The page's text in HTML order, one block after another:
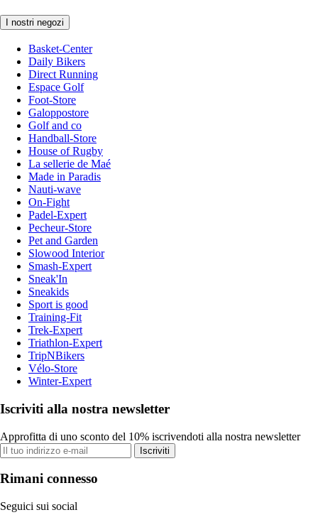
I nostri negozi
Basket-Center
Daily Bikers
Direct Running
Espace Golf
Foot-Store
Galoppostore
Golf and co
Handball-Store
House of Rugby
La sellerie de Maé
Made in Paradis
Nauti-wave
On-Fight
Padel-Expert
Pecheur-Store
Pet and Garden
Slowood Interior
Smash-Expert
Sneak'In
Sneakids
Sport is good
Training-Fit
Trek-Expert
Triathlon-Expert
TripNBikers
Vélo-Store
Winter-Expert
Iscriviti alla nostra newsletter
Approfitta di uno sconto del 10% iscrivendoti alla nostra newsletter
Iscriviti
Rimani connesso
Seguici sui social